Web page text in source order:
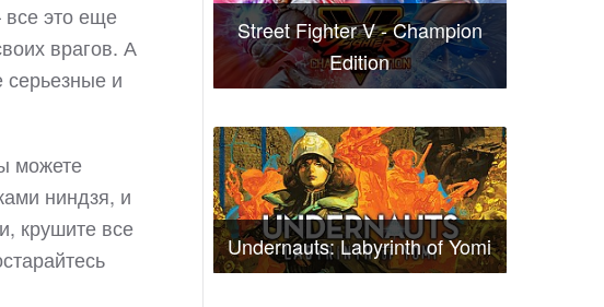
все это еще
врагов. А
серьезные и
можете
ниндзя, и
крушите все
Street Fighter V - Champion
Edition
Undernauts: Labyrinth of Yomi